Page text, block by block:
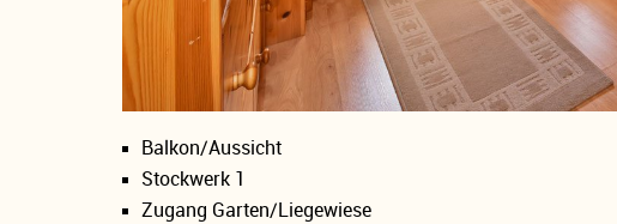
Balkon/Aussicht
Stockwerk 1
Zugang Garten/Liegewiese